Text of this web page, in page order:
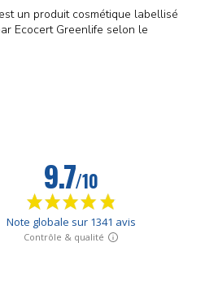
un produit cosmétique labellisé
Ecocert Greenlife selon le